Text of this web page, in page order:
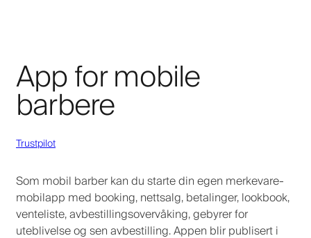
App for mobile
barbere
Trustpilot
Som mobil barber kan du starte din egen merkevare-
mobilapp med booking, nettsalg, betalinger, lookbook,
venteliste, avbestillingsovervåking, gebyrer for
uteblivelse og sen avbestilling. Appen blir publisert i